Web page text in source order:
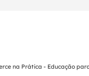
na Prática - Educação